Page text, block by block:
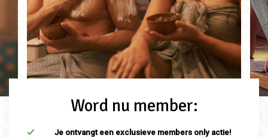
Word nu member:
Je ontvangt een exclusieve members only actie!